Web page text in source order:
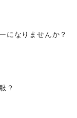
になりませんか？
？